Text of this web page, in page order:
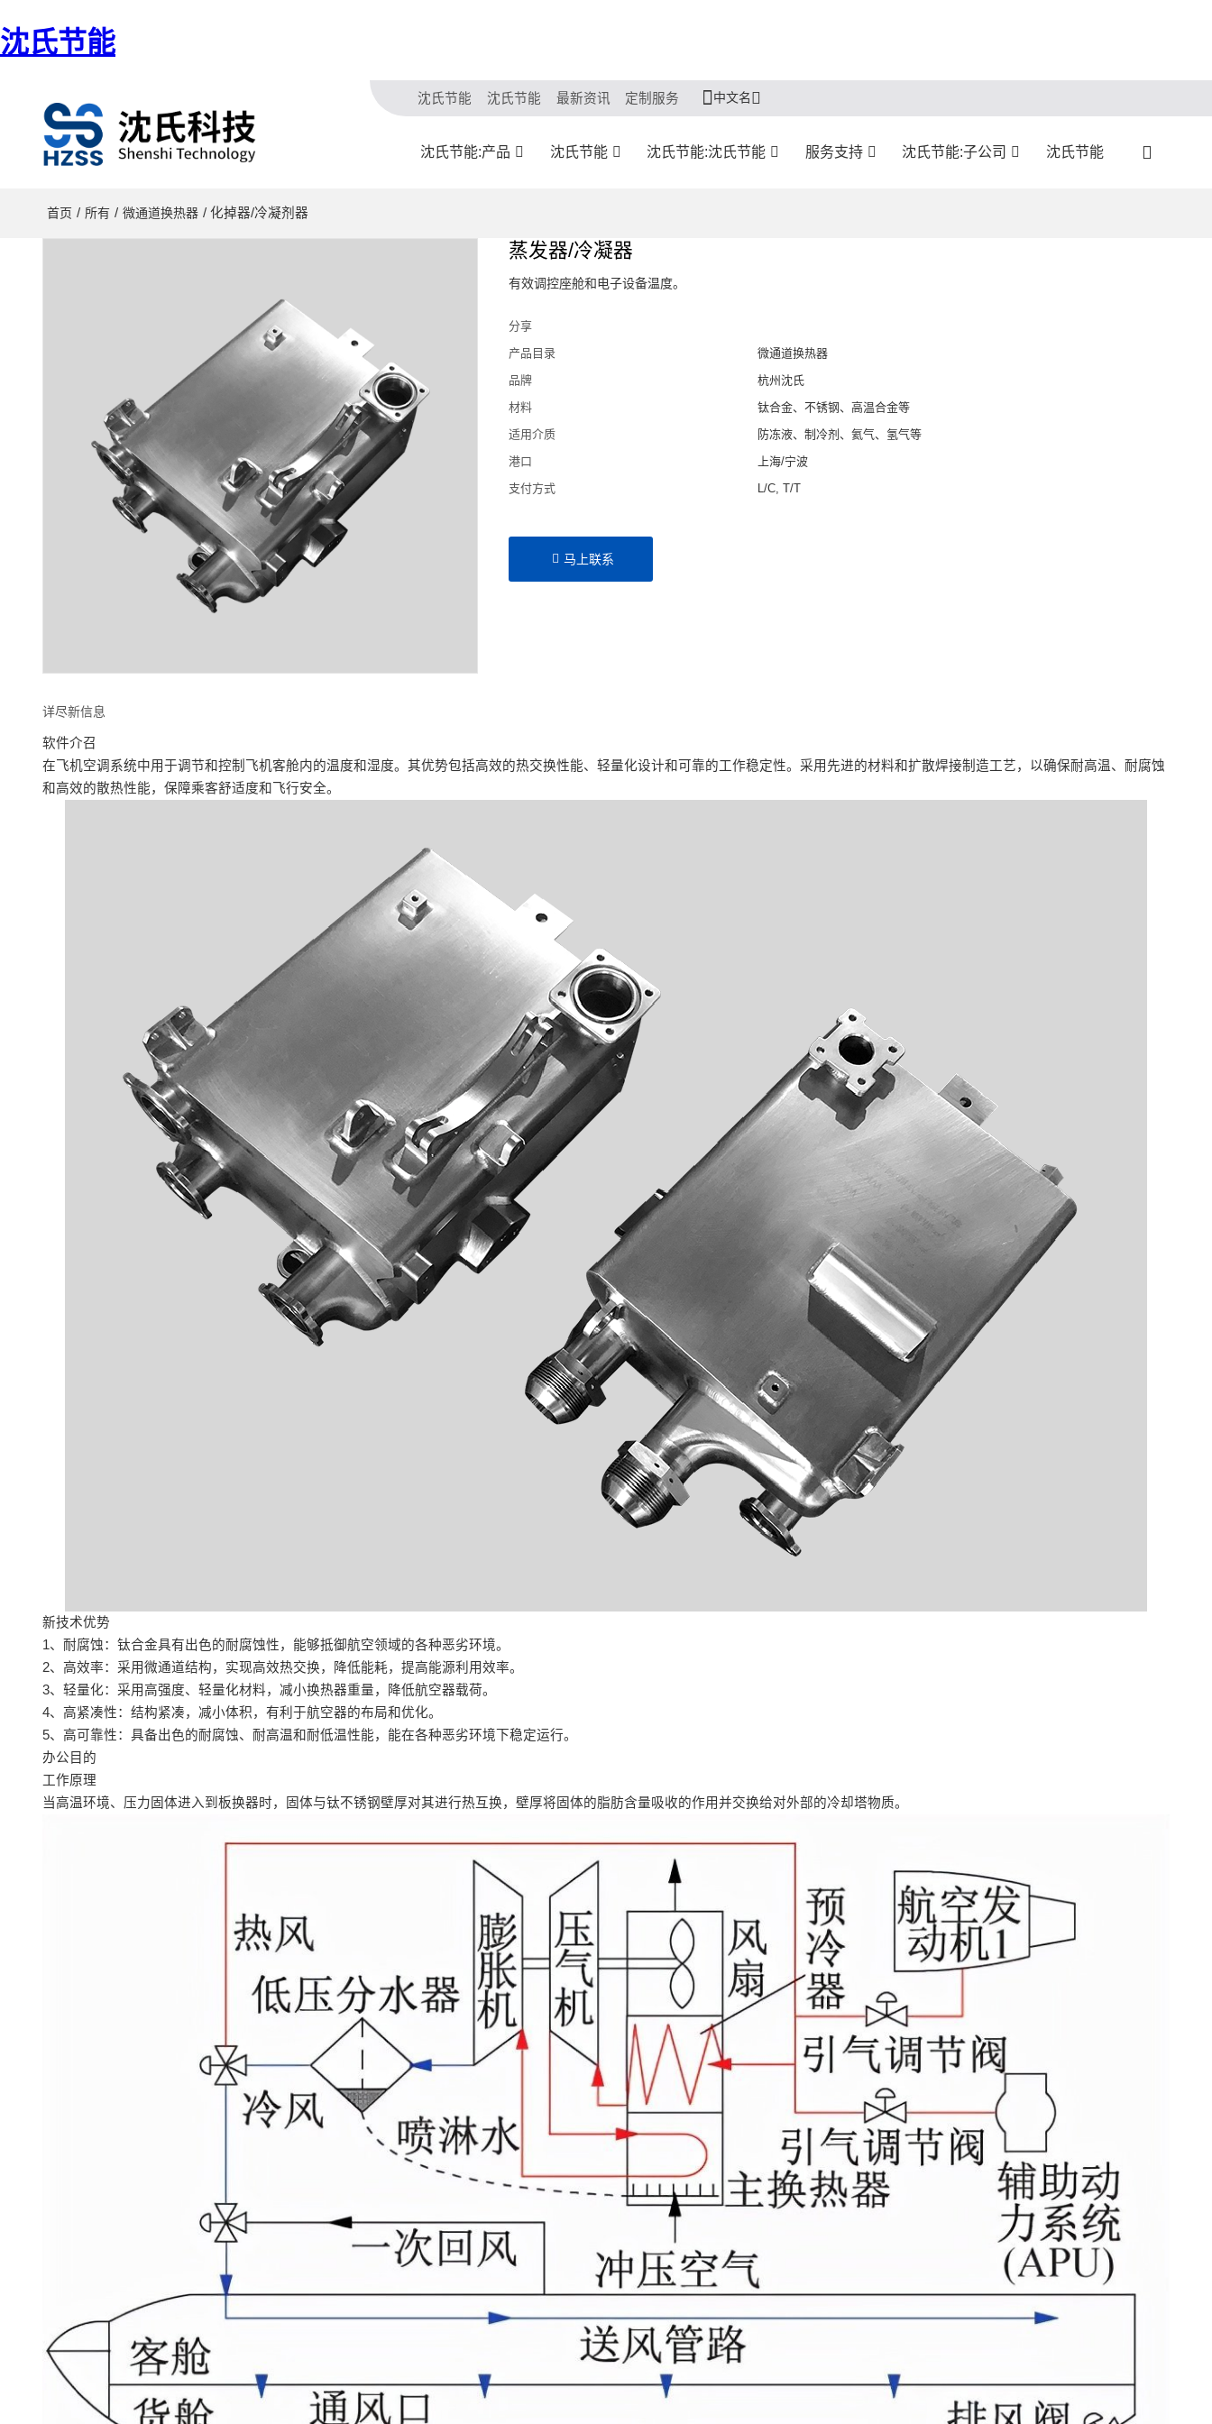
沈氏节能
沈氏节能 沈氏节能 最新资讯 定制服务 中文名
沈氏节能:产品 沈氏节能 沈氏节能:沈氏节能 服务支持 沈氏节能:子公司 沈氏节能
首页 / 所有 / 微通道换热器 / 化掉器/冷凝剂器
蒸发器/冷凝器
有效调控座舱和电子设备温度。
分享
产品目录
微通道换热器
品牌
杭州沈氏
材料
钛合金、不锈钢、高温合金等
适用介质
防冻液、制冷剂、氦气、氢气等
港口
上海/宁波
支付方式
L/C, T/T
马上联系
详尽新信息
软件介召
在飞机空调系统中用于调节和控制飞机客舱内的温度和湿度。其优势包括高效的热交换性能、轻量化设计和可靠的工作稳定性。采用先进的材料和扩散焊接制造工艺，以确保耐高温、耐腐蚀
和高效的散热性能，保障乘客舒适度和飞行安全。
新技术优势
1、耐腐蚀：钛合金具有出色的耐腐蚀性，能够抵御航空领域的各种恶劣环境。
2、高效率：采用微通道结构，实现高效热交换，降低能耗，提高能源利用效率。
3、轻量化：采用高强度、轻量化材料，减小换热器重量，降低航空器载荷。
4、高紧凑性：结构紧凑，减小体积，有利于航空器的布局和优化。
5、高可靠性：具备出色的耐腐蚀、耐高温和耐低温性能，能在各种恶劣环境下稳定运行。
办公目的
工作原理
当高温环境、压力固体进入到板换器时，固体与钛不锈钢壁厚对其进行热互换，壁厚将固体的脂肪含量吸收的作用并交换给对外部的冷却塔物质。